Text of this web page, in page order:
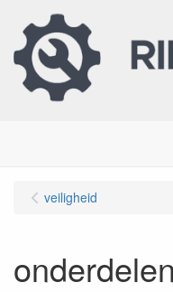
veiligheid